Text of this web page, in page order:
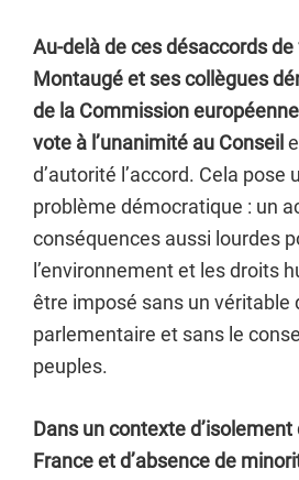
Au-delà de ces désaccords
Montaugé et ses collègues
de la Commission
vote à l’unanimité au Conseil
d’autorité l’accord. Cela pose
problème démocratique : un
conséquences aussi lourdes
l’environnement et les droits
être imposé sans un véritable
parlementaire et sans le
peuples.
Dans un contexte
France et d’absence de